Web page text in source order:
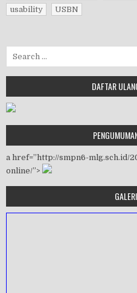
usability
USBN
DAFTAR
a href=”http://smpn6-mlg.sch.id/
online/”>